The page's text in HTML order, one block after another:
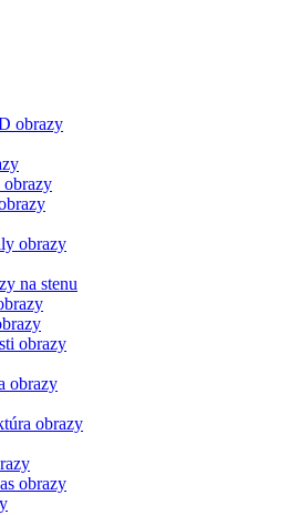
obrazy
obrazy
obrazy
na stenu
obrazy
obrazy
obrazy
obrazy